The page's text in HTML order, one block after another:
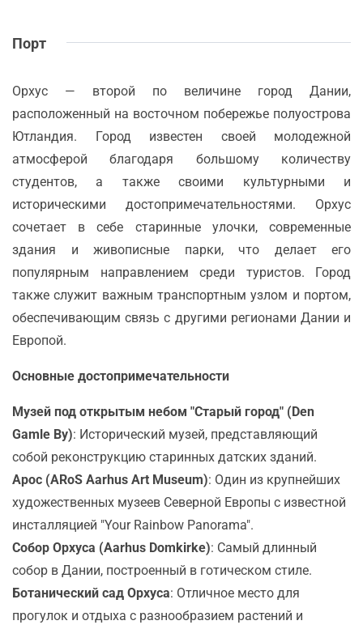
Порт
Орхус — второй по величине город Дании,
расположенный на восточном побережье полуострова
Ютландия. Город известен своей молодежной
атмосферой благодаря большому количеству
студентов, а также своими культурными и
историческими достопримечательностями. Орхус
сочетает в себе старинные улочки, современные
здания и живописные парки, что делает его
популярным направлением среди туристов. Город
также служит важным транспортным узлом и портом,
обеспечивающим связь с другими регионами Дании и
Европой.
Основные достопримечательности
Музей под открытым небом "Старый город" (Den
Gamle By): Исторический музей, представляющий
собой реконструкцию старинных датских зданий.
Арос (ARoS Aarhus Art Museum): Один из крупнейших
художественных музеев Северной Европы с известной
инсталляцией "Your Rainbow Panorama".
Собор Орхуса (Aarhus Domkirke): Самый длинный
собор в Дании, построенный в готическом стиле.
Ботанический сад Орхуса: Отличное место для
прогулок и отдыха с разнообразием растений и